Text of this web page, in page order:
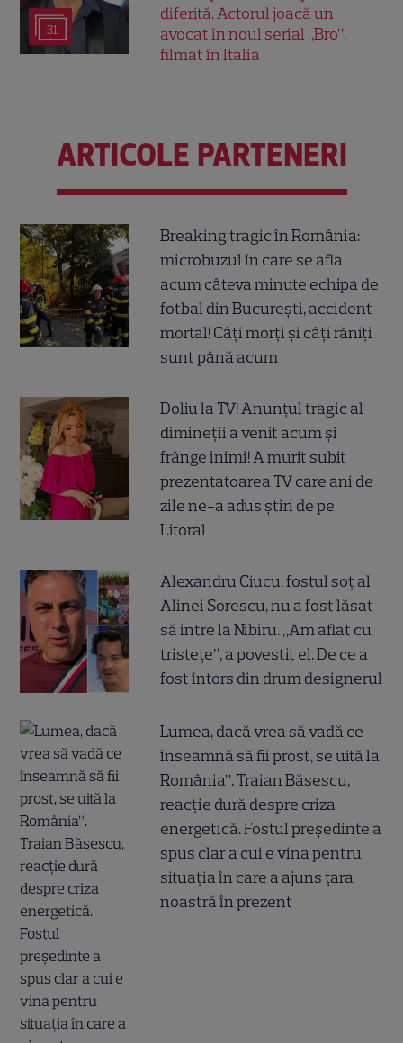
31
diferită. Actorul joacă un
avocat în noul serial „Bro”,
filmat în Italia
ARTICOLE PARTENERI
Breaking tragic în România:
microbuzul în care se afla
acum câteva minute echipa de
fotbal din București, accident
mortal! Câți morți și câți răniți
sunt până acum
Doliu la TV! Anunțul tragic al
dimineții a venit acum și
frânge inimi! A murit subit
prezentatoarea TV care ani de
zile ne-a adus știri de pe
Litoral
Alexandru Ciucu, fostul soț al
Alinei Sorescu, nu a fost lăsat
să intre la Nibiru. „Am aflat cu
tristețe”, a povestit el. De ce a
fost întors din drum designerul
Lumea, dacă vrea să vadă ce
înseamnă să fii prost, se uită la
România”. Traian Băsescu,
reacție dură despre criza
energetică. Fostul președinte a
spus clar a cui e vina pentru
situația în care a ajuns țara
noastră în prezent